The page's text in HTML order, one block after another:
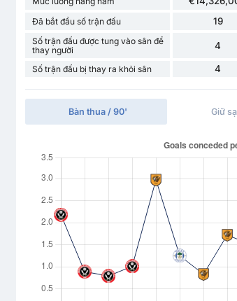
Đã bắt đầu số trận đấu 19
Số trận đấu được tung vào sân để
thay người
4
Số trận đấu bị thay ra khỏi sân 4
Bàn thua / 90' Giữ